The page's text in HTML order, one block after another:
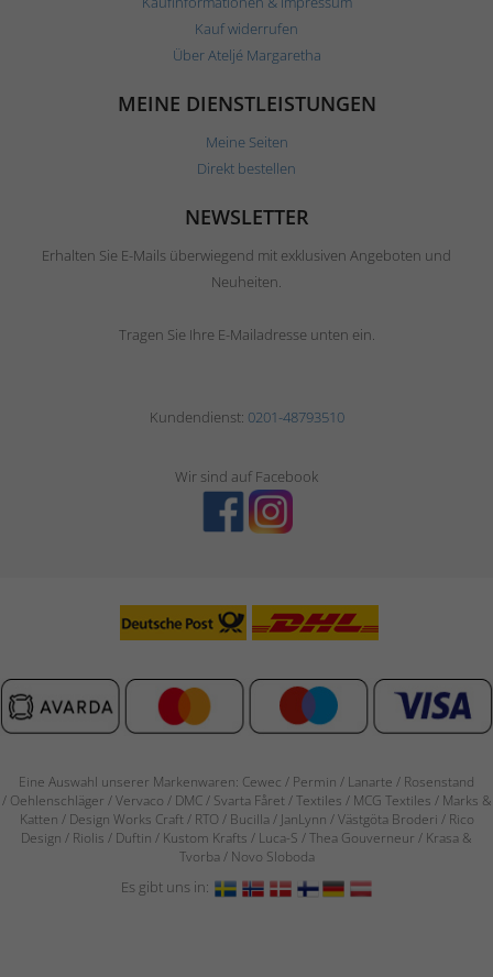
Kauf widerrufen
Über Ateljé Margaretha
MEINE DIENSTLEISTUNGEN
Meine Seiten
Direkt bestellen
NEWSLETTER
Erhalten Sie E-Mails überwiegend mit exklusiven Angeboten und
Neuheiten.
Tragen Sie Ihre E-Mailadresse unten ein.
Kundendienst: 0201-48793510
Wir sind auf Facebook
Eine Auswahl unserer Markenwaren: Cewec / Permin / Lanarte / Rosenstand
/ Oehlenschläger / Vervaco / DMC / Svarta Fåret / Textiles / MCG Textiles / Marks &
Katten / Design Works Craft / RTO / Bucilla / JanLynn / Västgöta Broderi / Rico
Design / Riolis / Duftin / Kustom Krafts / Luca-S / Thea Gouverneur / Krasa &
Tvorba / Novo Sloboda
Es gibt uns in: